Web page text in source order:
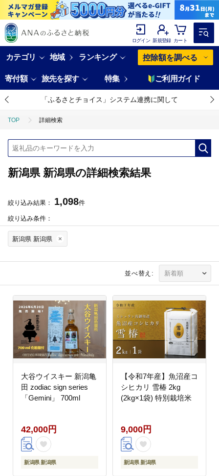
ログイン 新規登録 カート
カテゴリ 地域 ランキング 控除額を調べる
寄付額 旅先を探す 特集 ご利用ガイド
「ふるさとチョイス」システム連携に関して
TOP 詳細検索
新潟県 新潟県の詳細検索結果
絞り込み結果： 1,098件
絞り込み条件：
新潟県 新潟県
並べ替え:
大谷ウイスキー 新潟亀
田 zodiac sign series
「Gemini」 700ml
42,000円
新潟県 新潟県
【令和7年産】魚沼産コ
シヒカリ 雪椿 2kg
(2kg×1袋) 特別栽培米
9,000円
新潟県 新潟県